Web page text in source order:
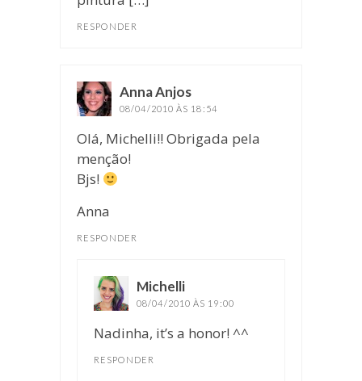
RESPONDER
Anna Anjos
08/04/2010 ÀS 18:54
Olá, Michelli!! Obrigada pela
menção!
Bjs!
Anna
RESPONDER
Michelli
08/04/2010 ÀS 19:00
Nadinha, it’s a honor! ^^
RESPONDER